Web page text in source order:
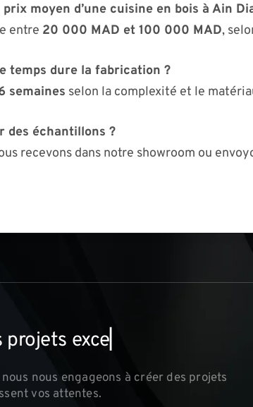
moyen d’une cuisine en bois à Ain
entre 20 000 MAD et 100 000 MAD,
temps dure la fabrication ?
semaines selon la complexité et le
des échantillons ?
recevons dans notre showroom ou
projets exce
nous engageons à créer des projets
vos attentes.